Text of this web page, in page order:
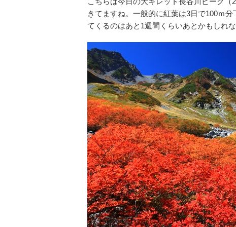
きてますね。一般的に紅葉は3日で100ｍ
てくるのはあと1週間くらいあとかもしれな